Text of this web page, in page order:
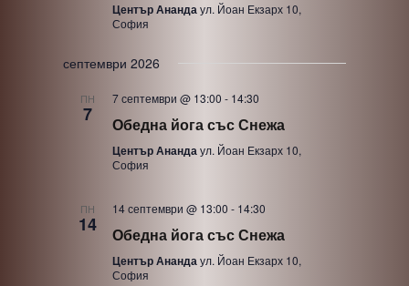
Център Анандаул. Йоан Екзарх 10,
София
септември 2026
ПН
7
7 септември @ 13:00 - 14:30
Обедна йога със Снежа
Център Анандаул. Йоан Екзарх 10,
София
ПН
14
14 септември @ 13:00 - 14:30
Обедна йога със Снежа
Център Анандаул. Йоан Екзарх 10,
София